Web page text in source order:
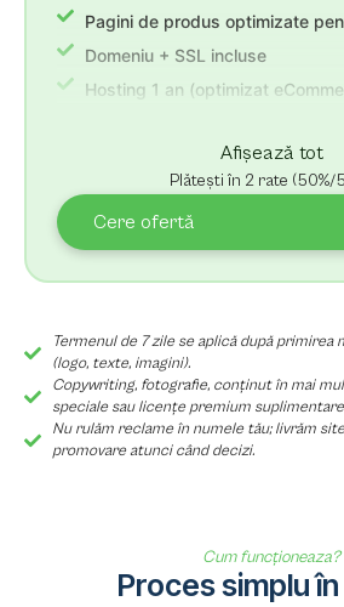
Pagini de produs optimizate
Domeniu + SSL incluse
Hosting 1 an (optimizat
Afișează tot
Plătești în 2 rate (50%/
Cere ofertă
Termenul de 7 zile se aplică după primirea
(logo, texte, imagini).
Copywriting, fotografie, conținut în mai
speciale sau licențe premium
Nu rulăm reclame în numele tău; livrăm
promovare atunci când decizi.
Cum funcționeaza?
Proces simplu